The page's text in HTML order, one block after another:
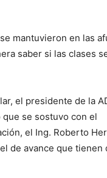
mantuvieron en las
saber si las clases
el presidente de la
se sostuvo con el
el Ing. Roberto
de avance que tienen